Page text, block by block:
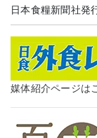
日本食糧新聞社発
媒体紹介ページは